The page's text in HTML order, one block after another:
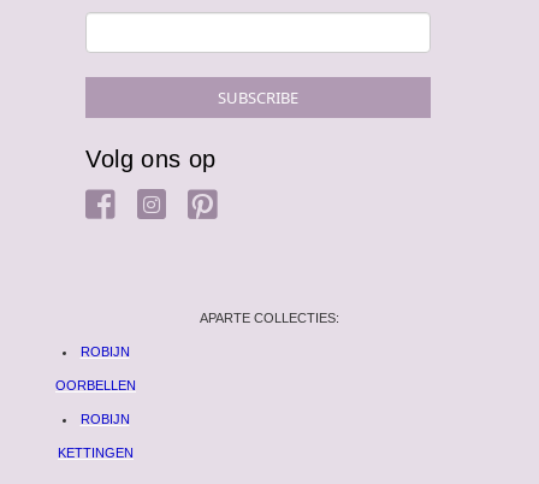
Volg ons op
APARTE COLLECTIES:
ROBIJN
OORBELLEN
ROBIJN
KETTINGEN